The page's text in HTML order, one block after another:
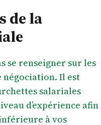
de la
se renseigner sur les
négociation. Il est
salariales
d’expérience afin
à vos